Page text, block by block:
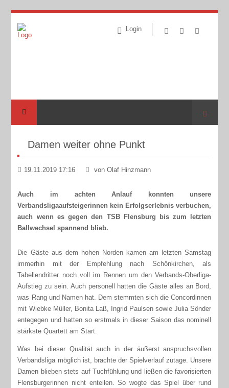
Login
Suche
Damen weiter ohne Punkt
19.11.2019 17:16 von Olaf Hinzmann
Auch im achten Anlauf konnten unsere
Verbandsligaaufsteigerinnen kein Erfolgserlebnis verbuchen,
auch wenn es gegen den TSB Flensburg bis zum letzten
Ballwechsel spannend blieb.
Die Gäste aus dem hohen Norden kamen am letzten Samstag
immerhin mit der Empfehlung nach Schönkirchen, als
Tabellendritter noch voll im Rennen um den Verbands-Oberliga-
Aufstieg zu sein. Auch personell hatten die Gäste alles an Bord,
was Rang und Namen hat. Dem stemmten sich die Concordinnen
mit Wiebke Müller, Bonita Laß, Ingrid Paulsen sowie Julia Sönder
entegegen und hatten so erstmals in dieser Saison das nominell
stärkste Quartett am Start.
Was bei dieser Qualität auch in der äußerst anspruchsvollen
Verbandsliga möglich ist, brachte der Spielverlauf zutage. Unsere
Damen blieben stets auf Tuchfühlung und ließen die favorisierten
Flensburgerinnen nicht enteilen. So wogte das Spiel über rund